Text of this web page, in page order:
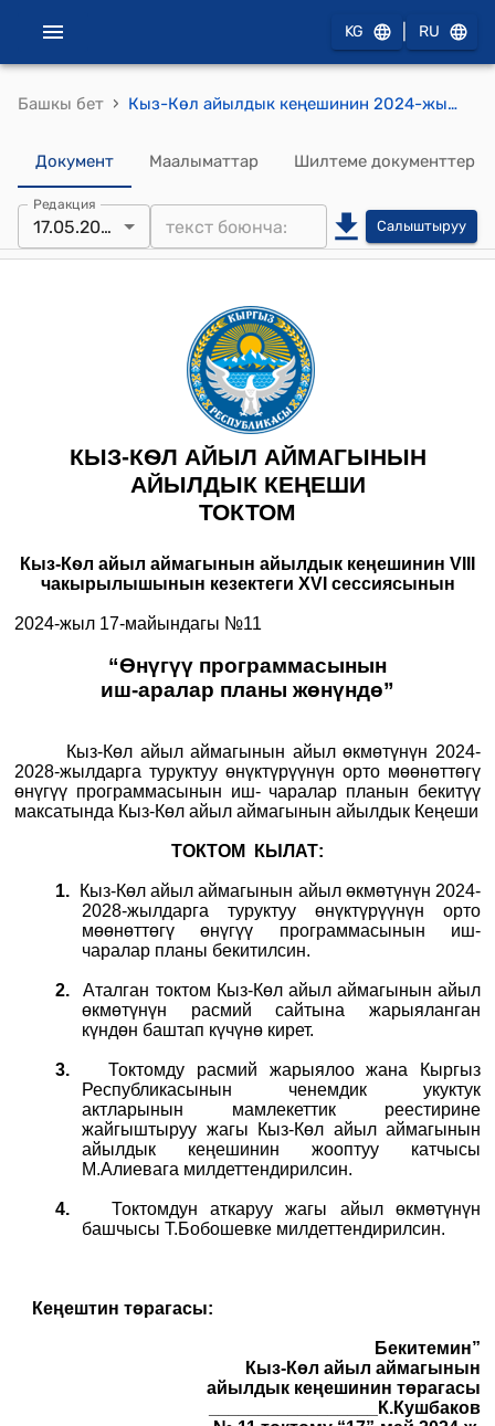
KG RU
Башкы бет › Кыз-Кѳл айылдык кеңешинин 2024-жылынын 17-майындагы №11 “Өнүгүү программасынын иш-аралар планы жөнүндө” токтому
Документ Маалыматтар Шилтеме документтер
Редакция
17.05.2024 Салыштыруу